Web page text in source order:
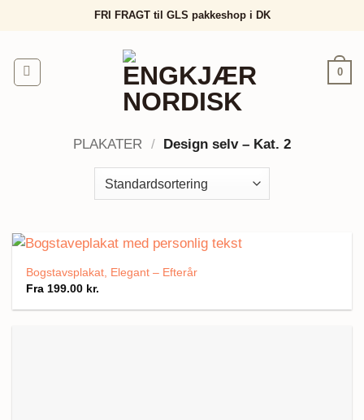
FRI FRAGT til GLS pakkeshop i DK
0
PLAKATER / Design selv – Kat. 2
Bogstavsplakat, Elegant – Efterår
Fra 199.00 kr.